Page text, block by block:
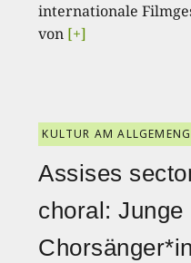
internationale
von [+]
KULTUR AM
Assises
choral: Junge